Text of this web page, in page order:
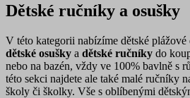
Dětské ručníky a osušky
V této kategorii nabízíme dětské plážové
dětské osušky a dětské ručníky do
nebo na bazén, vždy ve 100% bavlně s
této sekci najdete ale také malé ručníky
školy či školky. Vše s oblíbenými